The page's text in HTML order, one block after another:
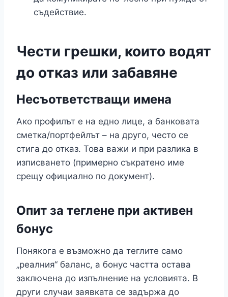
съдействие.
Чести грешки, които водят
до отказ или забавяне
Несъответстващи имена
Ако профилът е на едно лице, а банковата
сметка/портфейлът – на друго, често се
стига до отказ. Това важи и при разлика в
изписването (примерно съкратено име
срещу официално по документ).
Опит за теглене при активен
бонус
Понякога е възможно да теглите само
„реалния“ баланс, а бонус частта остава
заключена до изпълнение на условията. В
други случаи заявката се задържа до